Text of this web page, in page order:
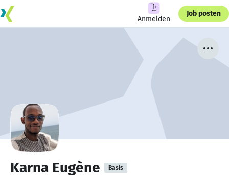
Anmelden
Job posten
Karna Eugène Basis